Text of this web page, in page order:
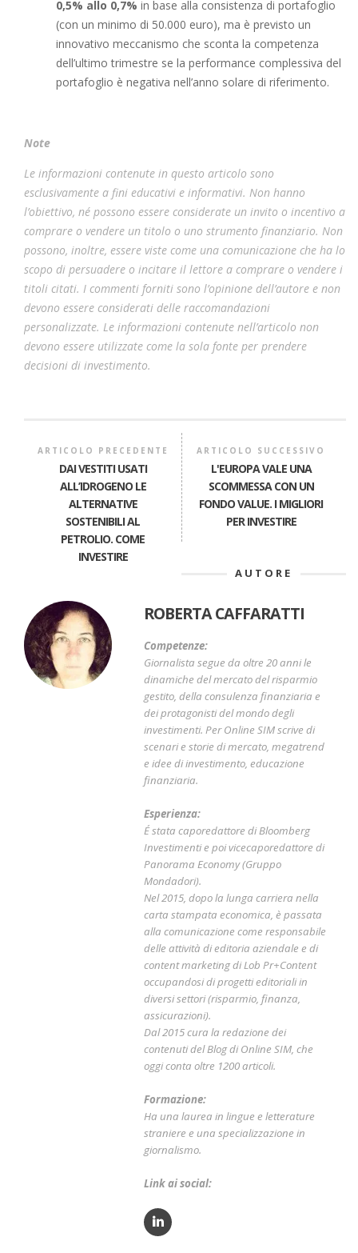
0,5% allo 0,7% in base alla consistenza di portafoglio
(con un minimo di 50.000 euro), ma è previsto un
innovativo meccanismo che sconta la competenza
dell’ultimo trimestre se la performance complessiva del
portafoglio è negativa nell’anno solare di riferimento.
Note
Le informazioni contenute in questo articolo sono
esclusivamente a fini educativi e informativi. Non hanno
l’obiettivo, né possono essere considerate un invito o incentivo a
comprare o vendere un titolo o uno strumento finanziario. Non
possono, inoltre, essere viste come una comunicazione che ha lo
scopo di persuadere o incitare il lettore a comprare o vendere i
titoli citati. I commenti forniti sono l’opinione dell’autore e non
devono essere considerati delle raccomandazioni
personalizzate. Le informazioni contenute nell’articolo non
devono essere utilizzate come la sola fonte per prendere
decisioni di investimento.
ARTICOLO PRECEDENTE
DAI VESTITI USATI
ALL’IDROGENO LE
ALTERNATIVE
SOSTENIBILI AL
PETROLIO. COME
INVESTIRE
ARTICOLO SUCCESSIVO
L'EUROPA VALE UNA
SCOMMESSA CON UN
FONDO VALUE. I MIGLIORI
PER INVESTIRE
AUTORE
ROBERTA CAFFARATTI
Competenze:
Giornalista segue da oltre 20 anni le
dinamiche del mercato del risparmio
gestito, della consulenza finanziaria e
dei protagonisti del mondo degli
investimenti. Per Online SIM scrive di
scenari e storie di mercato, megatrend
e idee di investimento, educazione
finanziaria.
Esperienza:
É stata caporedattore di Bloomberg
Investimenti e poi vicecaporedattore di
Panorama Economy (Gruppo
Mondadori).
Nel 2015, dopo la lunga carriera nella
carta stampata economica, è passata
alla comunicazione come responsabile
delle attività di editoria aziendale e di
content marketing di Lob Pr+Content
occupandosi di progetti editoriali in
diversi settori (risparmio, finanza,
assicurazioni).
Dal 2015 cura la redazione dei
contenuti del Blog di Online SIM, che
oggi conta oltre 1200 articoli.
Formazione:
Ha una laurea in lingue e letterature
straniere e una specializzazione in
giornalismo.
Link ai social: